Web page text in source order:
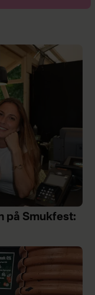
på Smukfest: